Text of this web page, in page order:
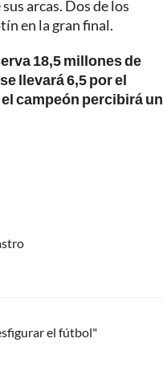
arcas. Dos de los
en la gran final.
18,5 millones de
llevará 6,5 por el
campeón percibirá un
el fútbol"